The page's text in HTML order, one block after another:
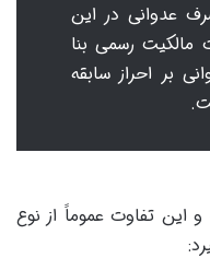
عدوانی در این
مالکیت رسمی بنا
بر احراز سابقه
این تفاوت عموماً از نوع